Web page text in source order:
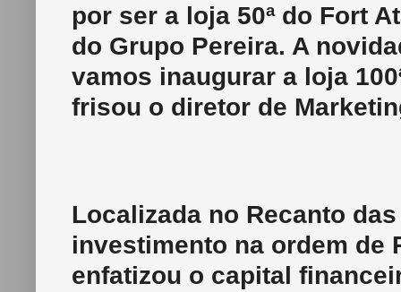
por ser a loja 50ª do Fort
do Grupo Pereira. A
vamos inaugurar a loja
frisou o diretor de
Localizada no Recanto
investimento na ordem de
enfatizou o capital